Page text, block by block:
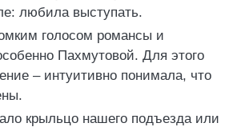
любила выступать.
голосом романсы и
Пахмутовой. Для этого
– интуитивно понимала, что
крыльцо нашего подъезда или